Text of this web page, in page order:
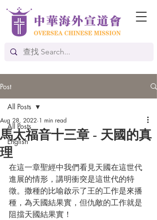
Post
All Posts
English
All Posts
馬太福音十三章 - 天國的真
理
Aug 28, 2022 1 min read
在這一章聖經中我們看見天國在這世代
進展的情形，講明衝突是這世代的特
徵。撒種的比喻啟示了王的工作是來播
種，為天國結果實，但仇敵的工作就是
阻擋天國結果實！